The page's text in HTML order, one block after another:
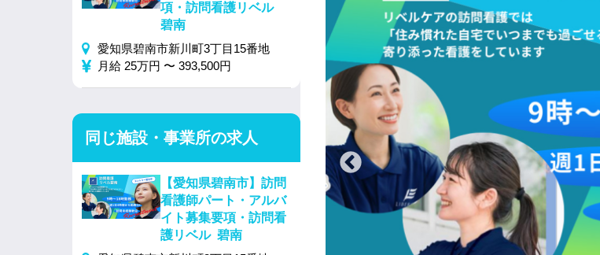
項・訪問看護リベル
碧南
愛知県碧南市新川町3丁目15番地
月給 25万円 〜 393,500円
同じ施設・事業所の求人
【愛知県碧南市】訪問
看護師パート・アルバ
イト募集要項・訪問看
護リベル 碧南